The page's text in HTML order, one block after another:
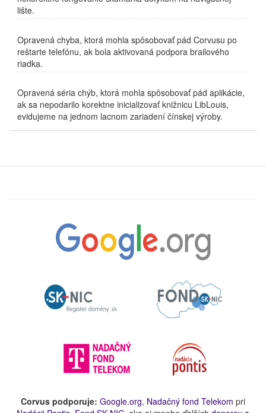
lište.
Opravená chyba, ktorá mohla spôsobovať pád Corvusu po
reštarte telefónu, ak bola aktivovaná podpora brailového
riadka.
Opravená séria chýb, ktorá mohla spôsobovať pád aplikácie,
ak sa nepodarilo korektne inicializovať knižnicu LibLouis,
evidujeme na jednom lacnom zariadení čínskej výroby.
Corvus podporuje: Google.org, Nadačný fond Telekom pri